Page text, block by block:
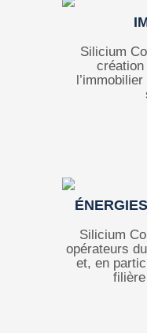
Silicium
Silicium
opérateurs
et, en